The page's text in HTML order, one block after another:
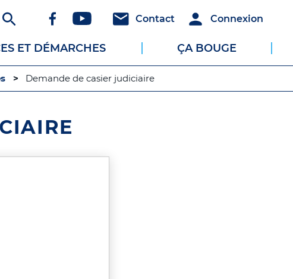
Header
Connexion
Connexion
Header
Communication
Contact
Réseaux
sociaux
ET DÉMARCHES ÇA BOUGE
Demande de casier judiciaire